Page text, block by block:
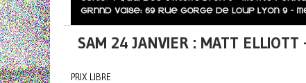
SAM 24 JANVIER : MATT
PRIX LIBRE